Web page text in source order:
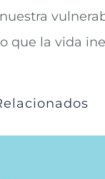
que la vida